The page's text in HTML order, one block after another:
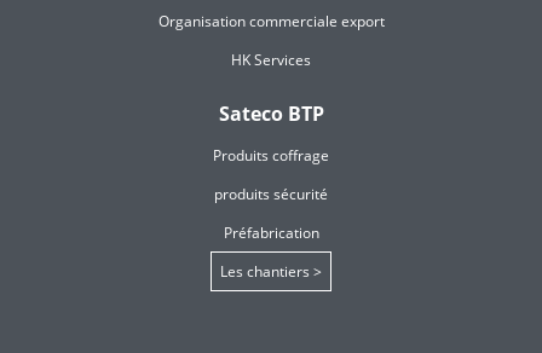
Organisation commerciale export
HK Services
Sateco BTP
Produits coffrage
produits sécurité
Préfabrication
Les chantiers >